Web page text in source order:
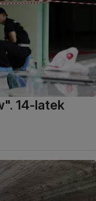
14-latek